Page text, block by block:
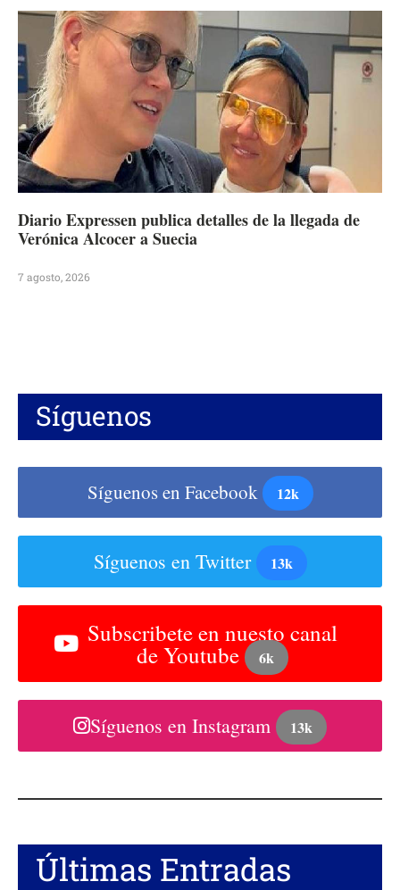
Diario Expressen publica detalles de la llegada de
Verónica Alcocer a Suecia
7 agosto, 2026
Síguenos
Síguenos en Facebook 12k
Síguenos en Twitter 13k
Subscribete en nuesto canal
de Youtube 6k
Síguenos en Instagram 13k
Últimas Entradas